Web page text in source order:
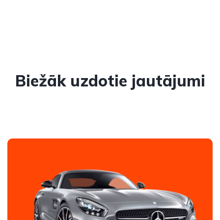
Biežāk uzdotie jautājumi